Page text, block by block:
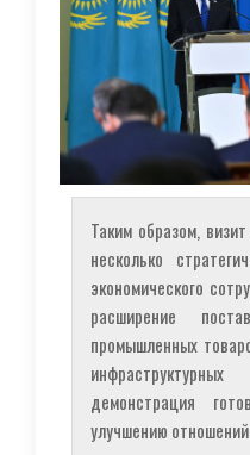
Таким образом,
несколько
экономического
расширение
промышленных
демонстрация
улучшению